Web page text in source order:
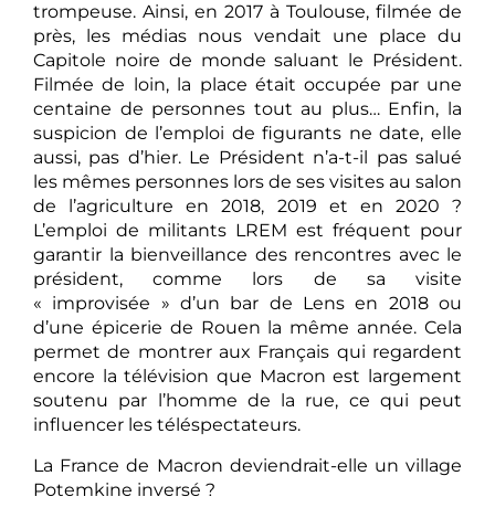
trompeuse. Ainsi, en 2017 à Toulouse, filmée de
près, les médias nous vendait une place du
Capitole noire de monde saluant le Président.
Filmée de loin, la place était occupée par une
centaine de personnes tout au plus… Enfin, la
suspicion de l’emploi de figurants ne date, elle
aussi, pas d’hier. Le Président n’a-t-il pas salué
les mêmes personnes lors de ses visites au salon
de l’agriculture en 2018, 2019 et en 2020 ?
L’emploi de militants LREM est fréquent pour
garantir la bienveillance des rencontres avec le
président, comme lors de sa visite
« improvisée » d’un bar de Lens en 2018 ou
d’une épicerie de Rouen la même année. Cela
permet de montrer aux Français qui regardent
encore la télévision que Macron est largement
soutenu par l’homme de la rue, ce qui peut
influencer les téléspectateurs.
La France de Macron deviendrait-elle un village
Potemkine inversé ?